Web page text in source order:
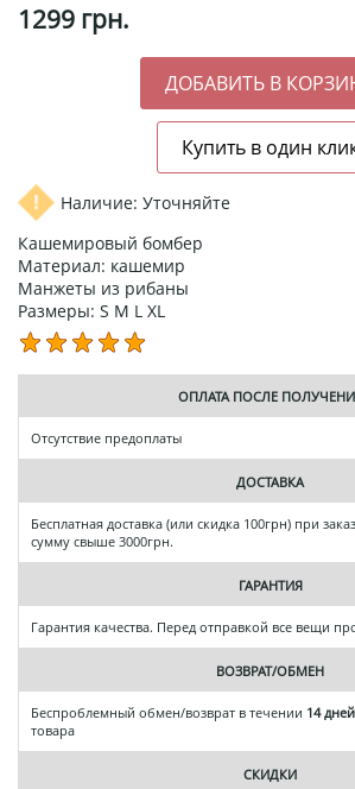
1299 грн.
Наличие: Уточняйте
Кашемировый бомбер
Материал: кашемир
Манжеты из рибаны
Размеры: S M L XL
ОПЛАТА ПОСЛЕ
Отсутствие предоплаты
ДОСТАВКА
Бесплатная доставка (или скидка 100грн) при
сумму свыше 3000грн.
ГАРАНТИЯ
Гарантия качества. Перед отправкой все вещи
ВОЗВРАТ/ОБМЕН
Беспроблемный обмен/возврат в течении 14 дней
товара
СКИДКИ